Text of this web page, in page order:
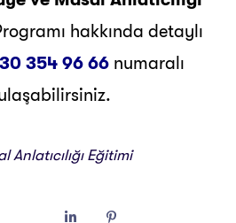
hakkında detaylı
354 96 66 numaralı
Anlatıcılığı Eğitimi